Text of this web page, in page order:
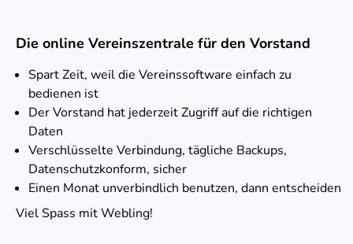
Die online Vereinszentrale für den Vorstand
Spart Zeit, weil die Vereinssoftware einfach zu
bedienen ist
Der Vorstand hat jederzeit Zugriff auf die richtigen
Daten
Verschlüsselte Verbindung, tägliche Backups,
Datenschutzkonform, sicher
Einen Monat unverbindlich benutzen, dann entscheiden
Viel Spass mit Webling!